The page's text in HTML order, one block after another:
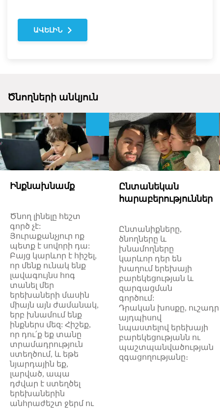
ԱՎԵԼԻՆ
Ծնողների անկյուն
Ինքնախնամք
Ծնող լինելը հեշտ
գործ չ է:
Յուրաքանչյուր ոք
պետք է սովորի դա:
Բայց կարևոր է հիշել,
որ մենք ունակ ենք
լավագույնս հոգ
տանել մեր
երեխաների մասին
միայն այն ժամանակ,
երբ խնամում ենք
ինքներս մեզ: Հիշեք,
որ դու՛ք եք տանը
տրամադրություն
ստեղծում, և եթե
նյարդային եք,
լարված, ապա
դժվար է ստեղծել
երեխաներին
անհրաժեշտ ջերմ ու
Ընտանեկան
հարաբերություններ
Ընտանիքները,
ծնողները և
խնամողները
կարևոր դեր են
խաղում երեխայի
բարեկեցության և
զարգացման
գործում:
Դրական խոսքը,
այդպիսով
նպաստելով երեխայի
բարեկեցությանն ու
պաշտպանվածության
զգացողությանը։